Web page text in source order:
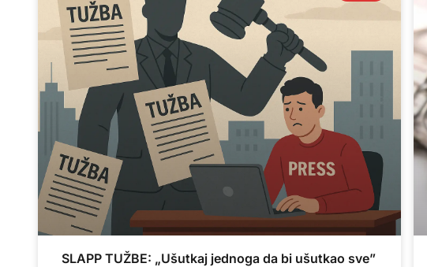
SLAPP TUŽBE: „Ušutkaj jednoga da bi ušutkao sve”